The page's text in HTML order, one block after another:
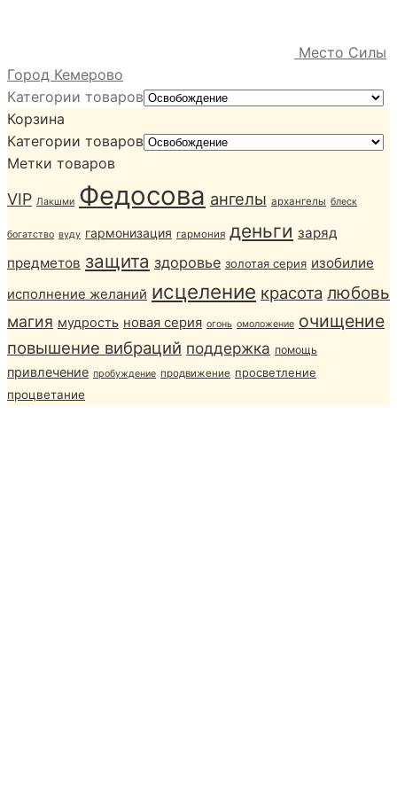
Место Силы
Город Кемерово
Категории товаров
Корзина
Категории товаров
Метки товаров
VIP Лакшми Федосова ангелы архангелы блеск
богатство вуду гармонизация гармония деньги заряд
предметов защита здоровье золотая серия изобилие
исполнение желаний исцеление красота любовь
магия мудрость новая серия огонь омоложение очищение
повышение вибраций поддержка помощь
привлечение пробуждение продвижение просветление
процветание